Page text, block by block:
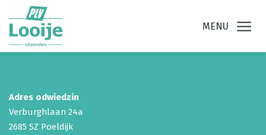
Ga direct naar
MENU
Adres odwiedzin
Verburghlaan 24a
2685 SZ Poeldijk